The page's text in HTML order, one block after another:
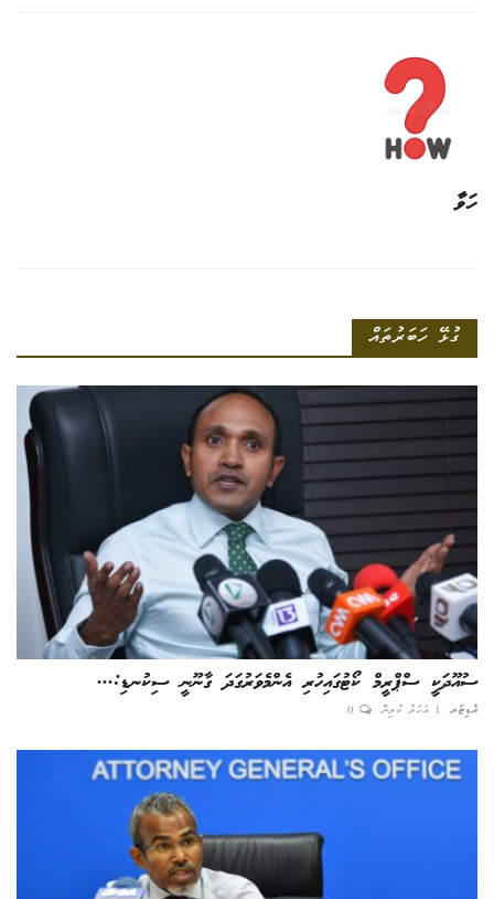
ހަވާ
ގުޅޭ ހަބަރުތައް
ސުއޫދަކީ ސްޕްރީމް ކޯޓުގައިހުރި އެންމެވަރުގަދަ ގާނޫނީ ސިކުނޑި:...
އެޑިޓަރ 1 އަހަރު ކުރިން 0